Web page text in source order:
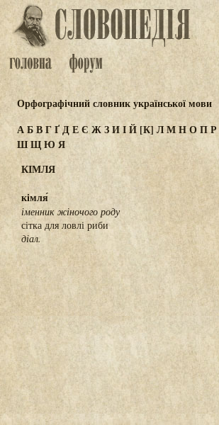
Орфографічний словник української мови
АБВГҐДЕЄ ЖЗИІЙ [К] ЛМНОПР
ШЩЮЯ
КІМЛЯ
кімля́
іменник жіночого роду
сітка для ловлі риби
діал.